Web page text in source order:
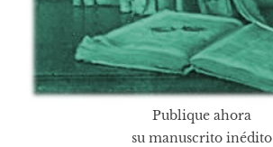
Publique ahora
su manuscrito inédito